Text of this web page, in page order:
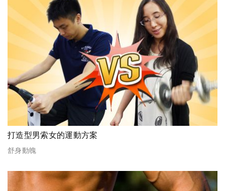
打造型男索女的運動方案
舒身動魄